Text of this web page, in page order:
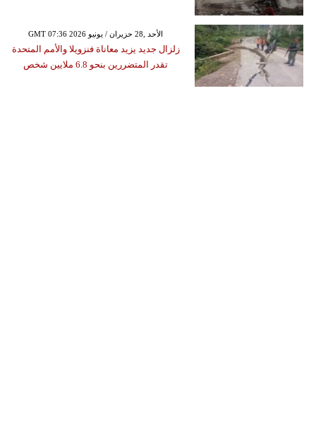
GMT 07:36 2026 الأحد ,28 حزيران / يونيو
زلزال جديد يزيد معاناة فنزويلا والأمم المتحدة
تقدر المتضررين بنحو 6.8 ملايين شخص